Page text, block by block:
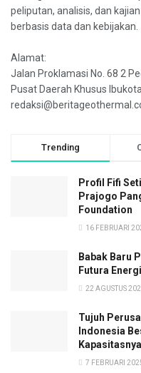
peliputan, analisis, dan
berbasis data dan kebijakan.
Alamat:
Jalan Proklamasi No. 68 2
Pusat Daerah Khusus
Trending
Profil Fifi
Prajogo
Foundation
16 FEBRUARI
Babak Baru
Futura
22 AGUSTUS
Tujuh
Indonesia
Kapasitasnya
7 FEBRUARI